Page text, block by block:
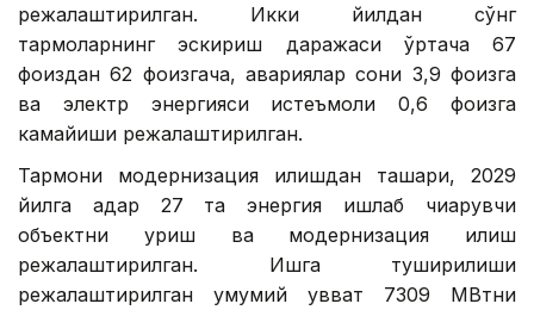
режалаштирилган. Икки йилдан сўнг
тармоқларнинг эскириш даражаси ўртача 67
фоиздан 62 фоизгача, авариялар сони 3,9 фоизга
ва электр энергияси истеъмоли 0,6 фоизга
камайиши режалаштирилган.
Тармоқни модернизация қилишдан ташқари, 2029
йилга қадар 27 та энергия ишлаб чиқарувчи
объектни қуриш ва модернизация қилиш
режалаштирилган. Ишга туширилиши
режалаштирилган умумий қувват 7309 МВтни